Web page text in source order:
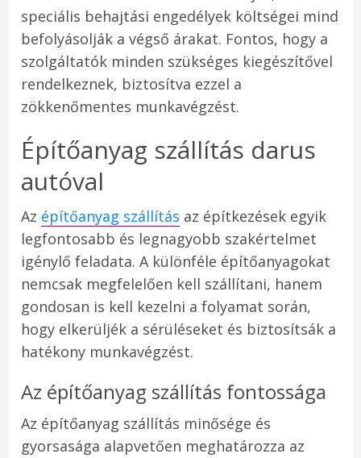
speciális behajtási engedélyek költségei mind
befolyásolják a végső árakat. Fontos, hogy a
szolgáltatók minden szükséges kiegészítővel
rendelkeznek, biztosítva ezzel a
zökkenőmentes munkavégzést.
Építőanyag szállítás darus
autóval
Az építőanyag szállítás az építkezések egyik
legfontosabb és legnagyobb szakértelmet
igénylő feladata. A különféle építőanyagokat
nemcsak megfelelően kell szállítani, hanem
gondosan is kell kezelni a folyamat során,
hogy elkerüljék a sérüléseket és biztosítsák a
hatékony munkavégzést.
Az építőanyag szállítás fontossága
Az építőanyag szállítás minősége és
gyorsasága alapvetően meghatározza az